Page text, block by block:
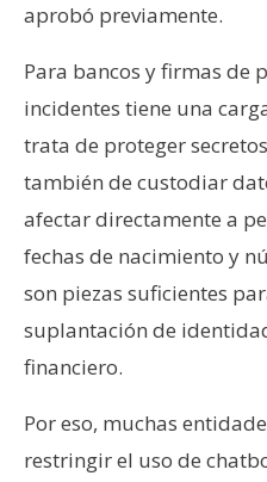
aprobó previamente.
Para bancos y firmas de
incidentes tiene una
trata de proteger
también de custodiar
afectar directamente a
fechas de nacimiento y
son piezas suficientes
suplantación de
financiero.
Por eso, muchas
restringir el uso de